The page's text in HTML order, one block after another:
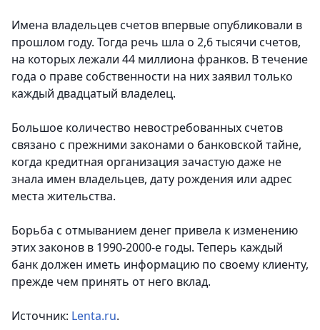
Имена владельцев счетов впервые опубликовали в
прошлом году. Тогда речь шла о 2,6 тысячи счетов,
на которых лежали 44 миллиона франков. В течение
года о праве собственности на них заявил только
каждый двадцатый владелец.
Большое количество невостребованных счетов
связано с прежними законами о банковской тайне,
когда кредитная организация зачастую даже не
знала имен владельцев, дату рождения или адрес
места жительства.
Борьба с отмыванием денег привела к изменению
этих законов в 1990-2000-е годы. Теперь каждый
банк должен иметь информацию по своему клиенту,
прежде чем принять от него вклад.
Источник: Lenta.ru.